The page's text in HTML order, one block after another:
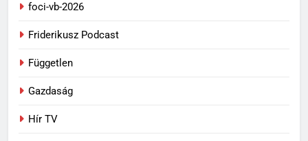
foci-vb-2026
Friderikusz Podcast
Független
Gazdaság
Hír TV